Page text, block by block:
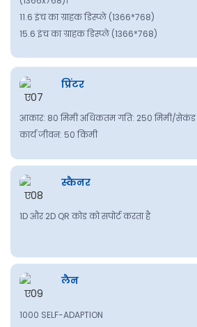
11.6 इंच का ग्राहक डिस्प्ले (1366*768)
15.6 इंच का ग्राहक डिस्प्ले (1366*768)
प्रिंटर
आकार: 80 मिमी अधिकतम गति: 250 मिमी/सेकंड
कार्य जीवन: 50 किमी
स्कैनर
1D और 2D QR कोड को सपोर्ट करता है
लैन
1000 SELF-ADAPTION